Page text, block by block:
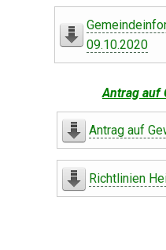
09.10.2020
Antrag auf
Antrag auf
Richtlinien